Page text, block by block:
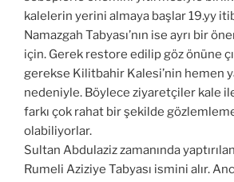
kalelerin yerini almaya başlar 19.yy
Namazgah Tabyası’nın ise ayrı bir
için. Gerek restore edilip göz önüne
gerekse Kilitbahir Kalesi’nin hemen
nedeniyle. Böylece ziyaretçiler kale
farkı çok rahat bir şekilde
olabiliyorlar.
Sultan Abdulaziz zamanında
Rumeli Aziziye Tabyası ismini alır.